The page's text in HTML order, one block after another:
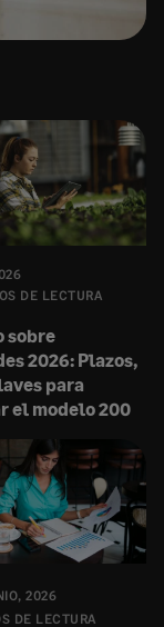
DE LECTURA
sobre
2026: Plazos,
para
el modelo 200
2026
DE LECTURA